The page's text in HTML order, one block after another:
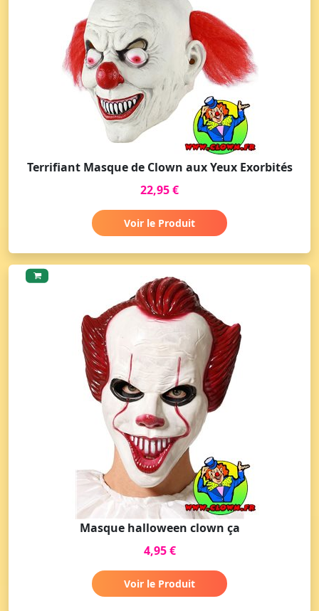
Terrifiant Masque de Clown aux Yeux Exorbités
22,95 €
Voir le Produit
Masque halloween clown ça
4,95 €
Voir le Produit